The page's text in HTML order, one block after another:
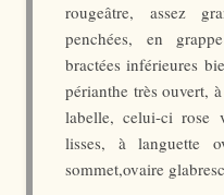
rougeâtre, assez
penchées, en
bractées inférieures
périanthe très ouvert,
labelle, celui-ci rose
lisses, à languette
sommet,ovaire